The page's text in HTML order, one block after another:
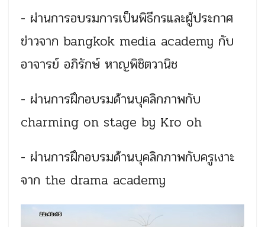
- ผ่านการอบรมการเป็นพิธีกรและผู้ประกาศ
ข่าวจาก bangkok media academy กับ
อาจารย์ อภิรักษ์ หาญพิชิตวานิช
- ผ่านการฝึกอบรมด้านบุคลิกภาพกับ
charming on stage by Kro oh
- ผ่านการฝึกอบรมด้านบุคลิกภาพกับครูเงาะ
จาก the drama academy